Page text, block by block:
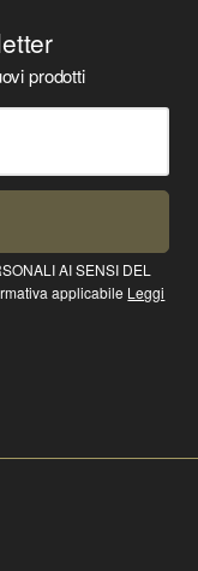
prodotti
AI SENSI DEL
applicabile Leggi